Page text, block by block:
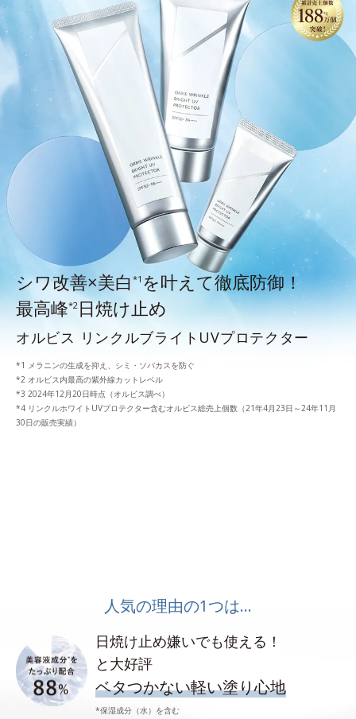
シワ改善×美白 *1 を叶えて徹底防御！
最高峰*2 日焼け止め
オルビス リンクルブライトUVプロテクター
*1 メラニンの生成を抑え、シミ・ソバカスを防ぐ
*2 オルビス内最高の紫外線カットレベル
*3 2024年12月20日時点（オルビス調べ）
*4 リンクルホワイトUVプロテクター含むオルビス総売上個数（21年4月23日～24年11月
30日の販売実績）
人気の理由の1つは…
日焼け止め嫌いでも使える！
と大好評
ベタつかない軽い塗り心地
*保湿成分（水）を含む